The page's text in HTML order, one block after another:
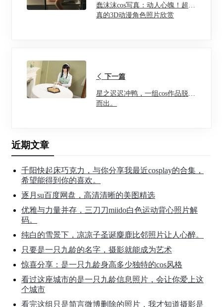
蠢沫沫cos写真：动人心魄！超逼
真的3D动漫角色照片欣赏
下一篇
星之迟迟冲鸭，一组cos作品脱颖
而出。
近期文章
千阳快起床巧克力，与你分享我最近cosplay的合集，
希望能得到你的喜欢。
逐月su百度网盘，高清清晰的美图精选
优雅与力量并存，三刀刀miido白色运动背心照片解
码。
纯白的雪景下，凉凉子圣诞麋鹿比邻照片让人心醉。
只要是一只九龄的名字，摄影就能成为艺术
惊喜分享：是一只九龄身高多少独特的cos风格
看过这座城市的是一只九龄信息照片，会让你爱上这
个城市
看完这组只是简言微博删除的照片，我才知道摄影是